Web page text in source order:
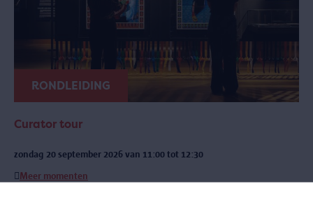
RONDLEIDING
Curator tour
zondag 20 september 2026 van 11:00 tot 12:30
Meer momenten